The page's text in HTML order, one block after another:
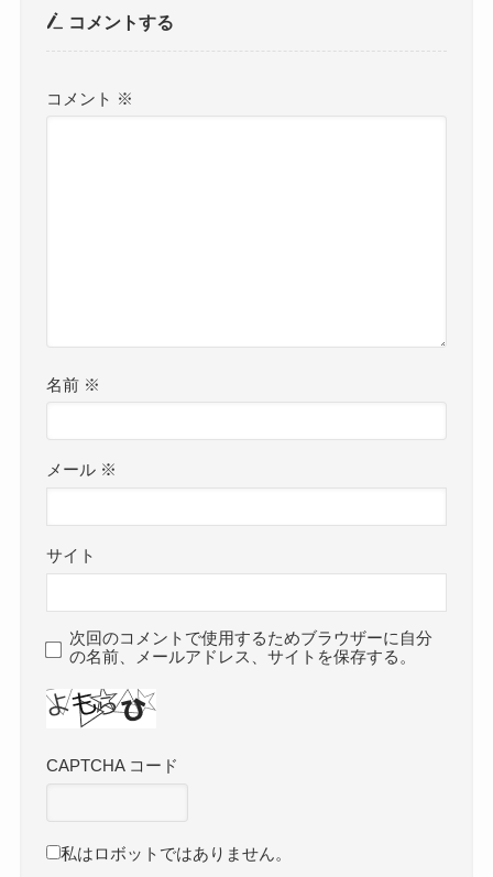
コメントする
コメント ※
名前 ※
メール ※
サイト
次回のコメントで使用するためブラウザーに自分
の名前、メールアドレス、サイトを保存する。
CAPTCHA コード
私はロボットではありません。